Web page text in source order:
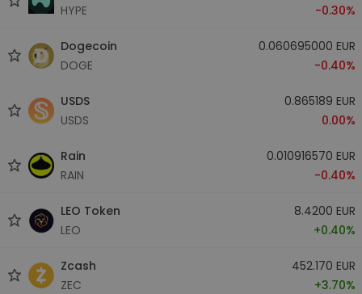
HYPE
-0.30%
Dogecoin
DOGE
0.060695000 EUR
-0.40%
USDS
USDS
0.865189 EUR
0.00%
Rain
RAIN
0.010916570 EUR
-0.40%
LEO Token
LEO
8.4200 EUR
+0.40%
Zcash
ZEC
452.170 EUR
+3.70%